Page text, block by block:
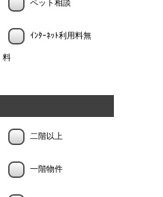
ペット相談
ｲﾝﾀｰﾈｯﾄ利用料無
料
二階以上
一階物件